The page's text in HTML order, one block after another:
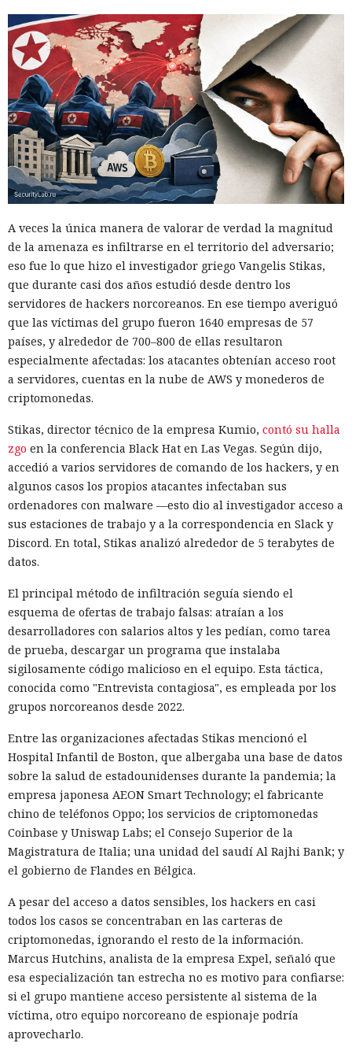
volcó una base de datos ajena
de Telegram.
11:24 / 09.08.2026
Delincuentes descubren una forma alarmantemente
sencilla de convertir chatbots en cómplices de ataques
informáticos.
Las herramientas de IA gradualmente dejan de ser para los
atacantes solo una fuente de sugerencias y cada vez más
forman parte del propio ataque. Cisco Talos
estudió
los
registros de uso de IA y descubrió que los modelos de
lenguaje ya ayudan a los hackers a crear herramientas
maliciosas, escalar operaciones y buscar vulnerabilidades, y
que las restricciones de seguridad en muchos casos se
eluden con bastante facilidad.
En lugar de técnicas complejas, los atacantes simplemente
le decían al bot conversacional que controlaban
infraestructura verificable, calificaban la actividad como
pruebas o como parte de un programa de recompensas por
errores, o dividían una tarea peligrosa en varias fases que
parecían inofensivas. En varios casos, el modelo accedía tras
esa explicación. Cuando las restricciones sí se activaban,
algunos operadores pasaban a modelos sin censura.
Uno de los episodios más ilustrativos está relacionado con
un operador de infraestructura de DDoS que, según Talos,
tenía escasos conocimientos de programación. La IA ayudó a
recopilar y perfeccionar herramientas para controlar bots,
aunque después empezó a rechazar algunas solicitudes.
Para entonces el operador ya controlaba casi 2000
televisores Android, que potencialmente podían usarse en
ataques DDoS.
Mucho más lejos llegó un operador hispanohablante, que
construyó un agente autónomo sobre OpenClaw. Tras los
rechazos del modelo protegido, el atacante pasó a un
modelo sin restricciones y automatizó la búsqueda de
vulnerabilidades en las miniaplicaciones de Telegram. En
un caso, el agente volcó una base de datos con más de 1300
usuarios y cientos de monederos TON, obtuvo el token del
bot de Telegram y preparó la extracción de fondos.
A veces la única manera de valorar de verdad la magnitud
de la amenaza es infiltrarse en el territorio del adversario;
eso fue lo que hizo el investigador griego Vangelis Stikas,
que durante casi dos años estudió desde dentro los
servidores de hackers norcoreanos. En ese tiempo averiguó
que las víctimas del grupo fueron 1640 empresas de 57
países, y alrededor de 700–800 de ellas resultaron
especialmente afectadas: los atacantes obtenían acceso root
a servidores, cuentas en la nube de AWS y monederos de
criptomonedas.
Stikas, director técnico de la empresa Kumio, contó su halla
zgo en la conferencia Black Hat en Las Vegas. Según dijo,
accedió a varios servidores de comando de los hackers, y en
algunos casos los propios atacantes infectaban sus
ordenadores con malware —esto dio al investigador acceso a
sus estaciones de trabajo y a la correspondencia en Slack y
Discord. En total, Stikas analizó alrededor de 5 terabytes de
datos.
El principal método de infiltración seguía siendo el
esquema de ofertas de trabajo falsas: atraían a los
desarrolladores con salarios altos y les pedían, como tarea
de prueba, descargar un programa que instalaba
sigilosamente código malicioso en el equipo. Esta táctica,
conocida como "Entrevista contagiosa", es empleada por los
grupos norcoreanos desde 2022.
Entre las organizaciones afectadas Stikas mencionó el
Hospital Infantil de Boston, que albergaba una base de datos
sobre la salud de estadounidenses durante la pandemia; la
empresa japonesa AEON Smart Technology; el fabricante
chino de teléfonos Oppo; los servicios de criptomonedas
Coinbase y Uniswap Labs; el Consejo Superior de la
Magistratura de Italia; una unidad del saudí Al Rajhi Bank; y
el gobierno de Flandes en Bélgica.
A pesar del acceso a datos sensibles, los hackers en casi
todos los casos se concentraban en las carteras de
criptomonedas, ignorando el resto de la información.
Marcus Hutchins, analista de la empresa Expel, señaló que
esa especialización tan estrecha no es motivo para confiarse:
si el grupo mantiene acceso persistente al sistema de la
víctima, otro equipo norcoreano de espionaje podría
aprovecharlo.